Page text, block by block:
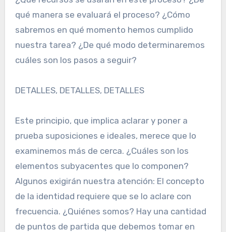
qué manera se evaluará el proceso? ¿Cómo
sabremos en qué momento hemos cumplido
nuestra tarea? ¿De qué modo determinaremos
cuáles son los pasos a seguir?
DETALLES, DETALLES, DETALLES
Este principio, que implica aclarar y poner a
prueba suposiciones e ideales, merece que lo
examinemos más de cerca. ¿Cuáles son los
elementos subyacentes que lo componen?
Algunos exigirán nuestra atención: El concepto
de la identidad requiere que se lo aclare con
frecuencia. ¿Quiénes somos? Hay una cantidad
de puntos de partida que debemos tomar en